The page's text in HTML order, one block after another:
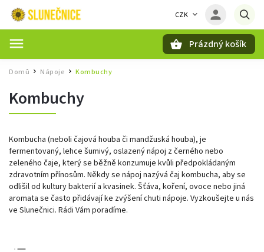
CZK
Prázdný košík
Domů / Nápoje / Kombuchy
Kombuchy
Kombucha (neboli čajová houba či mandžuská houba), je
fermentovaný, lehce šumivý, oslazený nápoj z černého nebo
zeleného čaje, který se běžně konzumuje kvůli předpokládaným
zdravotním přínosům. Někdy se nápoj nazývá čaj kombucha, aby se
odlišil od kultury bakterií a kvasinek. Šťáva, koření, ovoce nebo jiná
aromata se často přidávají ke zvýšení chuti nápoje. Vyzkoušejte u nás
ve Slunečnici. Rádi Vám poradíme.